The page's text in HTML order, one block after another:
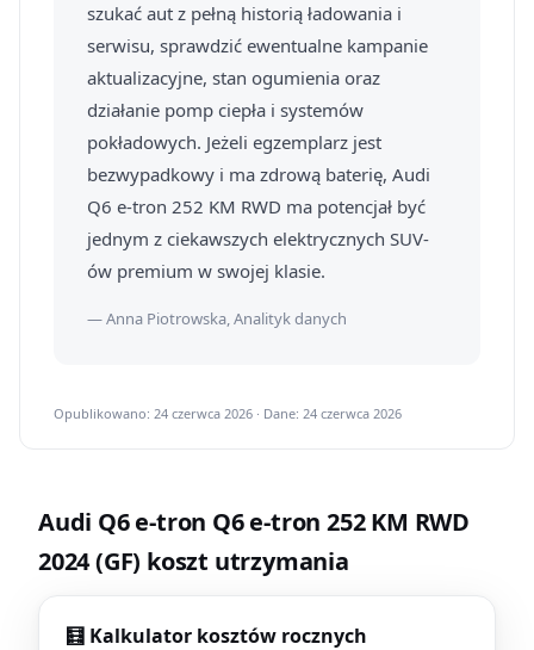
szukać aut z pełną historią ładowania i
serwisu, sprawdzić ewentualne kampanie
aktualizacyjne, stan ogumienia oraz
działanie pomp ciepła i systemów
pokładowych. Jeżeli egzemplarz jest
bezwypadkowy i ma zdrową baterię, Audi
Q6 e-tron 252 KM RWD ma potencjał być
jednym z ciekawszych elektrycznych SUV-
ów premium w swojej klasie.
— Anna Piotrowska, Analityk danych
Opublikowano: 24 czerwca 2026 · Dane: 24 czerwca 2026
Audi Q6 e-tron Q6 e-tron 252 KM RWD
2024 (GF) koszt utrzymania
🧮 Kalkulator kosztów rocznych